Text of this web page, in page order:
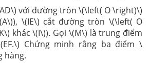
với đường tròn \(\left( O \right)\)
\(IE\) cắt đường tròn \(\left( O
khác \(I\)). Gọi \(M\) là trung điểm
Chứng minh rằng ba điểm \
hàng.